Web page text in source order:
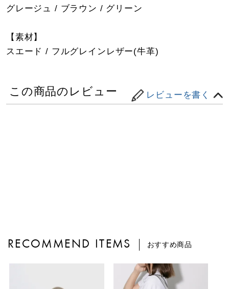
グレージュ / ブラウン / グリーン
【素材】
スエード / フルグレインレザー(牛革)
この商品のレビュー レビューを書く
RECOMMEND ITEMS おすすめ商品